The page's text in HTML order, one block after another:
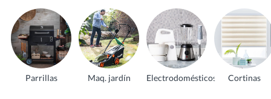
Parrillas Maq. jardín Electrodomésticos Cortinas